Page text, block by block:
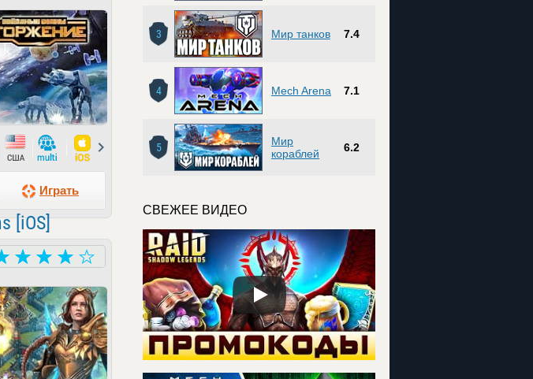
Играть
[iOS]
3 Мир танков 7.4
4 Mech Arena 7.1
5
Мир
кораблей
6.2
СВЕЖЕЕ ВИДЕО